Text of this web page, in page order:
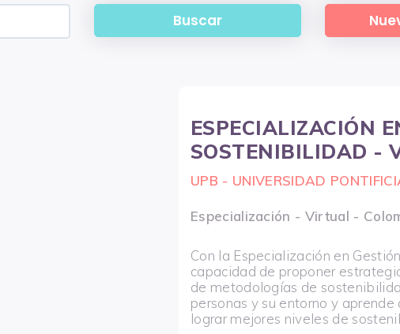
ESPECIALIZACIÓN
SOSTENIBILIDAD -
UPB - UNIVERSIDAD
Especialización - Virtual -
Con la Especialización en
capacidad de proponer
de metodologías de
personas y su entorno y
lograr mejores niveles de